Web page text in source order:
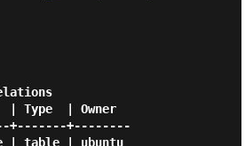
+-------+--------